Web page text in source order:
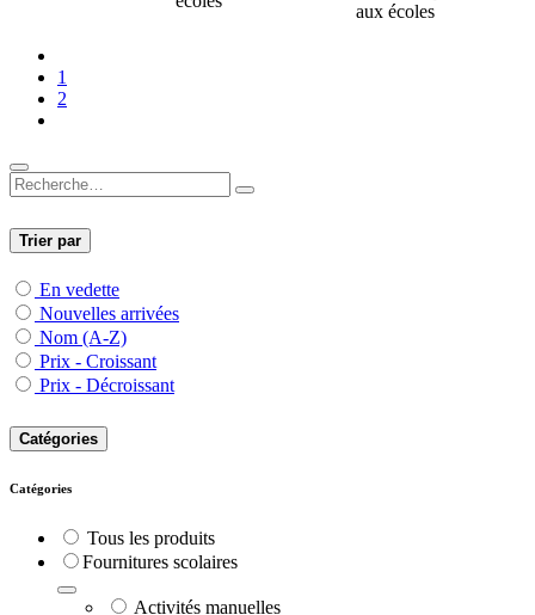
aux écoles
1
2
Trier par
En vedette
Nouvelles arrivées
Nom (A-Z)
Prix - Croissant
Prix - Décroissant
Catégories
Catégories
Tous les produits
​Fournitures scolaires
Activités manuelles